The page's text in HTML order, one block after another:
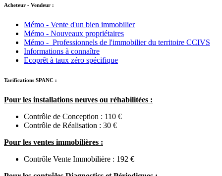
Acheteur - Vendeur :
Mémo - Vente d'un bien immobilier
Mémo - Nouveaux propriétaires
Mémo - Professionnels de l'immobilier du territoire CCIVS
Informations à connaître
Ecoprêt à taux zéro spécifique
Tarifications SPANC :
Pour les installations neuves ou réhabilitées :
Contrôle de Conception : 110 €
Contrôle de Réalisation : 30 €
Pour les ventes immobilières :
Contrôle Vente Immobilière : 192 €